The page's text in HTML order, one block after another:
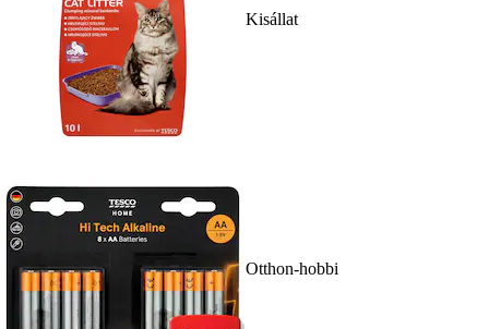
Kisállat
Otthon-hobbi